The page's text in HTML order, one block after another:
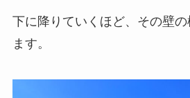
下に降りていくほど、その壁
ます。